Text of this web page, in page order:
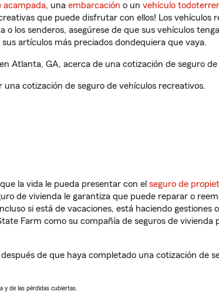
acampada, una embarcación o un vehículo
que puede disfrutar con ellos! Los vehículos
los senderos, asegúrese de que sus vehículos
artículos más preciados dondequiera que vaya.
Atlanta, GA, acerca de una cotización de seguro
una cotización de seguro de vehículos recreativos.
la vida le pueda presentar con el seguro de
de vivienda le garantiza que puede reparar o
si está de vacaciones, está haciendo gestiones
Farm como su compañía de seguros de
de que haya completado una cotización de
y de las pérdidas cubiertas.